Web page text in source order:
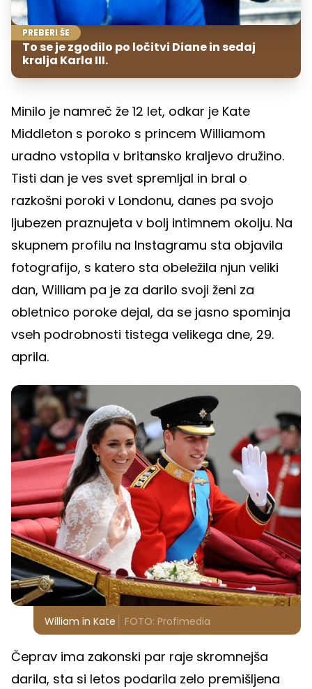
PREBERI ŠE
To se je zgodilo po ločitvi Diane in sedaj
kralja Karla III.
Minilo je namreč že 12 let, odkar je Kate
Middleton s poroko s princem Williamom
uradno vstopila v britansko kraljevo družino.
Tisti dan je ves svet spremljal in bral o
razkošni poroki v Londonu, danes pa svojo
ljubezen praznujeta v bolj intimnem okolju. Na
skupnem profilu na Instagramu sta objavila
fotografijo, s katero sta obeležila njun veliki
dan, William pa je za darilo svoji ženi za
obletnico poroke dejal, da se jasno spominja
vseh podrobnosti tistega velikega dne, 29.
aprila.
William in Kate FOTO: Profimedia
Čeprav ima zakonski par raje skromnejša
darila, sta si letos podarila zelo premišljena